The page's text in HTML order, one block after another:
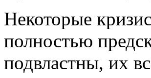
Некоторые
полностью
подвластны, их